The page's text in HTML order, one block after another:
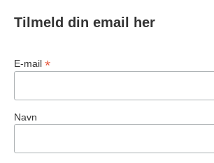
Tilmeld din email her
E-mail *
Navn